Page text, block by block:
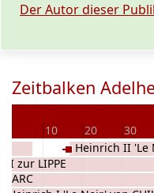
Der Autor dieser
Zeitbalken
0 10 20 30
II zur LIPPE
ARC
Heinrich II 'Le